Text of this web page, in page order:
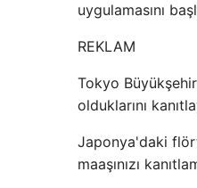
uygulamasını
REKLAM
Tokyo
olduklarını
Japonya'daki
maaşınızı